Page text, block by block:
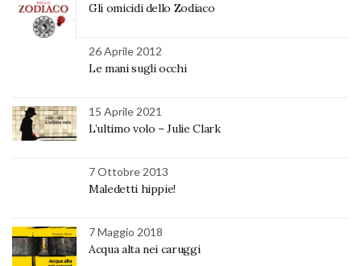
Gli omicidi dello Zodiaco
26 Aprile 2012
Le mani sugli occhi
15 Aprile 2021
L’ultimo volo – Julie Clark
7 Ottobre 2013
Maledetti hippie!
7 Maggio 2018
Acqua alta nei caruggi